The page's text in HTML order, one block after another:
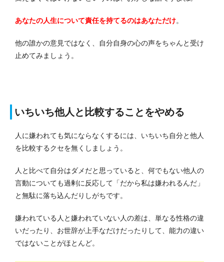
あなたの人生について責任を持てるのはあなただけ。
他の誰かの意見ではなく、自分自身の心の声をちゃんと受け
止めてみましょう。
いちいち他人と比較することをやめる
人に嫌われても気にならなくするには、いちいち自分と他人
を比較するクセを無くしましょう。
人と比べて自分はダメだと思っていると、何でもない他人の
言動についても過剰に反応して「だから私は嫌われるんだ」
と無駄に落ち込んだりしがちです。
嫌われている人と嫌われていない人の差は、単なる性格の違
いだったり、お世辞が上手なだけだったりして、能力の違い
ではないことがほとんど。